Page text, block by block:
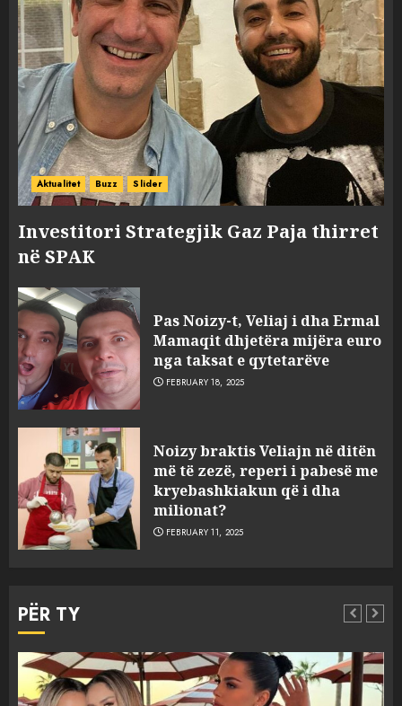
Aktualitet Buzz Slider
Investitori Strategjik Gaz Paja thirret
në SPAK
Pas Noizy-t, Veliaj i dha Ermal
Mamaqit dhjetëra mijëra euro
nga taksat e qytetarëve
FEBRUARY 18, 2025
Noizy braktis Veliajn në ditën
më të zezë, reperi i pabesë me
kryebashkiakun që i dha
milionat?
FEBRUARY 11, 2025
PËR TY
3
sulmuan “One Albania”,
ngjarja u fsheh. A u vodhën
serverat?
MARCH 25, 2025
4 MARCH 25, 2025